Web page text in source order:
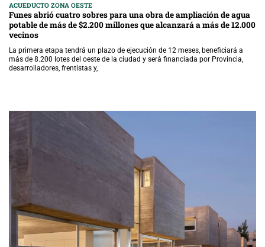
ACUEDUCTO ZONA OESTE
Funes abrió cuatro sobres para una obra de ampliación de agua
potable de más de $2.200 millones que alcanzará a más de 12.000
vecinos
La primera etapa tendrá un plazo de ejecución de 12 meses, beneficiará a
más de 8.200 lotes del oeste de la ciudad y será financiada por Provincia,
desarrolladores, frentistas y,